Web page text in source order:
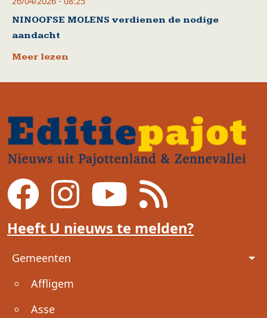
NINOOFSE MOLENS verdienen de nodige
aandacht
Meer lezen
Heeft U nieuws te melden?
Voet
Gemeenten
Affligem
Asse